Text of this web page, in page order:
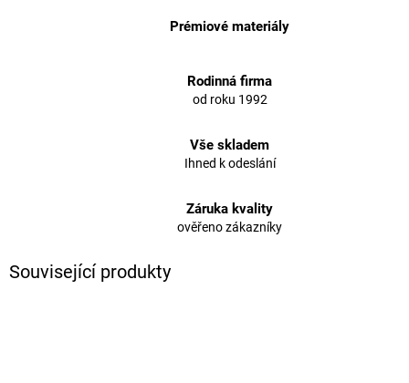
Prémiové materiály
Rodinná firma
od roku 1992
Vše skladem
Ihned k odeslání
Záruka kvality
ověřeno zákazníky
Související produkty